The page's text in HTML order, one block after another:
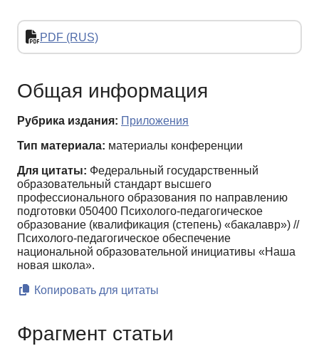
PDF (RUS)
Общая информация
Рубрика издания: Приложения
Тип материала: материалы конференции
Для цитаты: Федеральный государственный
образовательный стандарт высшего
профессионального образования по направлению
подготовки 050400 Психолого-педагогическое
образование (квалификация (степень) «бакалавр») //
Психолого-педагогическое обеспечение
национальной образовательной инициативы «Наша
новая школа».
Копировать для цитаты
Фрагмент статьи